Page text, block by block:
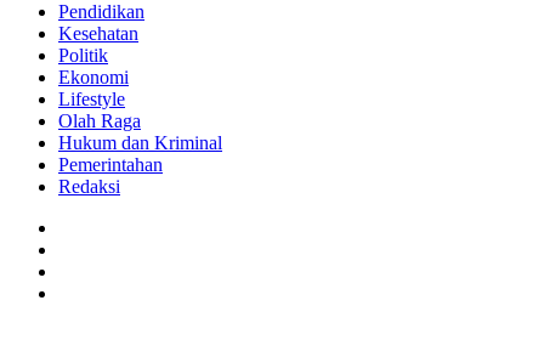
Pendidikan
Kesehatan
Politik
Ekonomi
Lifestyle
Olah Raga
Hukum dan Kriminal
Pemerintahan
Redaksi